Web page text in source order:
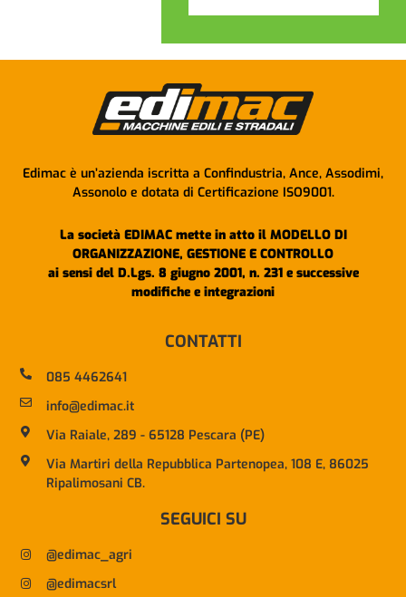
Edimac è un’azienda iscritta a Confindustria, Ance, Assodimi,
Assonolo e dotata di Certificazione ISO9001.
La società EDIMAC mette in atto il MODELLO DI
ORGANIZZAZIONE, GESTIONE E CONTROLLO
ai sensi del D.Lgs. 8 giugno 2001, n. 231 e successive
modifiche e integrazioni
CONTATTI
085 4462641
info@edimac.it
Via Raiale, 289 - 65128 Pescara (PE)
Via Martiri della Repubblica Partenopea, 108 E, 86025
Ripalimosani CB.
SEGUICI SU
@edimac_agri
@edimacsrl